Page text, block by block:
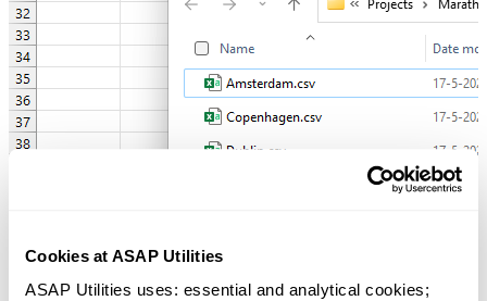
Cookies at ASAP Utilities
ASAP Utilities uses: essential and analytical cookies;